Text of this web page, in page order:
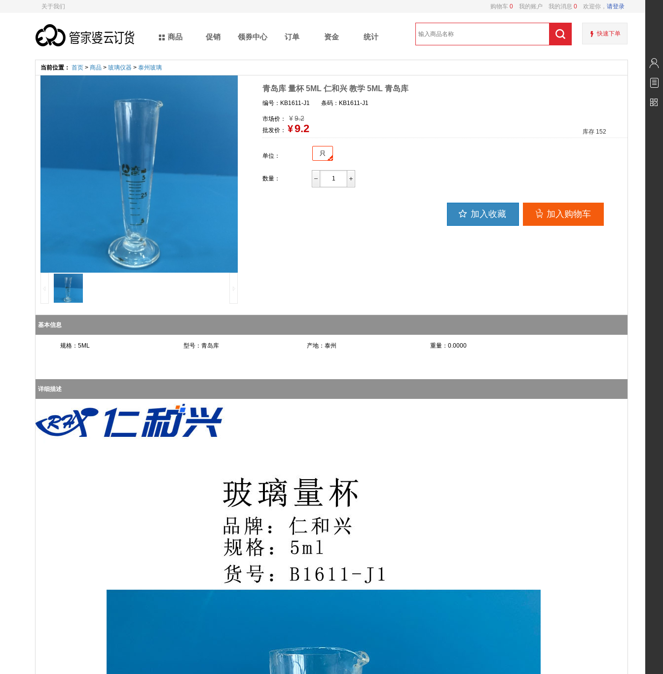
欢迎你， 请登录
关于我们 我的消息 0
我的账户
购物车 0
商品 促销 领券中心 订单 资金 统计 快速下单
当前位置： 首页 > 商品 > 玻璃仪器 > 泰州玻璃
青岛库 量杯 5ML 仁和兴 教学 5ML 青岛库
编号：KB1611-J1 条码：KB1611-J1
市场价： ¥ 9.2
批发价： ¥9.2 库存 152
单位： 只
数量：
加入收藏 加入购物车
基本信息
规格：5ML 型号：青岛库 产地：泰州 重量：0.0000
详细描述